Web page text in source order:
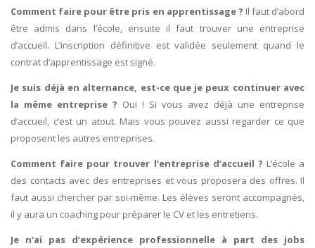
Comment faire pour être pris en apprentissage ? Il faut d’abord
être admis dans l’école, ensuite il faut trouver une entreprise
d’accueil. L’inscription définitive est validée seulement quand le
contrat d’apprentissage est signé.
Je suis déjà en alternance, est-ce que je peux continuer avec
la même entreprise ? Oui ! Si vous avez déjà une entreprise
d’accueil, c’est un atout. Mais vous pouvez aussi regarder ce que
proposent les autres entreprises.
Comment faire pour trouver l’entreprise d’accueil ? L’école a
des contacts avec des entreprises et vous proposera des offres. Il
faut aussi chercher par soi-même. Les élèves seront accompagnés,
il y aura un coaching pour préparer le CV et les entretiens.
Je n’ai pas d’expérience professionnelle à part des jobs